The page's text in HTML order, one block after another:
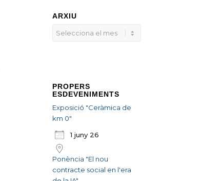
ARXIU
PROPERS
ESDEVENIMENTS
Exposició "Ceràmica de
km 0"
1 juny 26
Ponència "El nou
contracte social en l'era